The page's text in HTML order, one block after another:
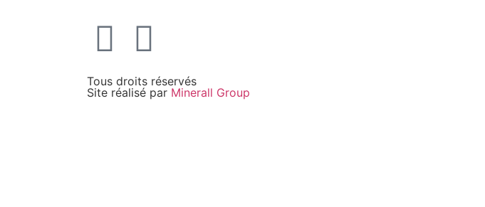
Tous droits réservés
Site réalisé par Minerall Group